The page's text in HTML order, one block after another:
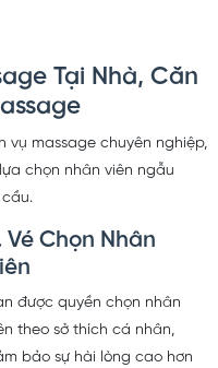
Tại Nhà, Căn
massage chuyên nghiệp,
chọn nhân viên ngẫu
Vé Chọn Nhân
được quyền chọn nhân
theo sở thích cá nhân,